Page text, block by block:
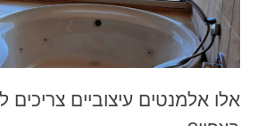
אלו אלמנטים עיצוביים צריכים